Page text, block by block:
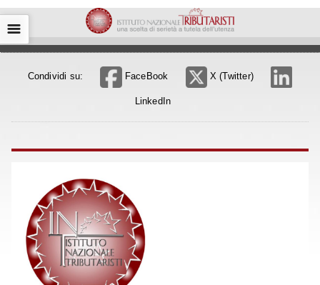
☰
Condividi su: FaceBook X (Twitter)
LinkedIn